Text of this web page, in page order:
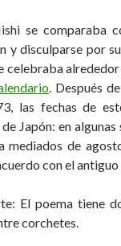
se comparaba
y disculparse por
celebraba
. Después
las fechas de
Japón: en
mediados de
con el
El poema tiene
corchetes.